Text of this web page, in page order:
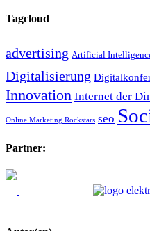
Tagcloud
advertising Artificial
Digitalisierung
Innovation Internet der
Online Marketing Rockstars seo
Partner: